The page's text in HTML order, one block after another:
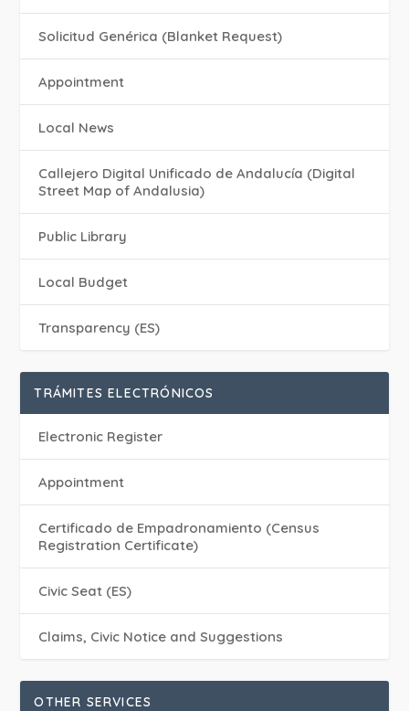
Solicitud Genérica (Blanket Request)
Appointment
Local News
Callejero Digital Unificado de Andalucía (Digital
Street Map of Andalusia)
Public Library
Local Budget
Transparency (ES)
TRÁMITES ELECTRÓNICOS
Electronic Register
Appointment
Certificado de Empadronamiento (Census
Registration Certificate)
Civic Seat (ES)
Claims, Civic Notice and Suggestions
OTHER SERVICES